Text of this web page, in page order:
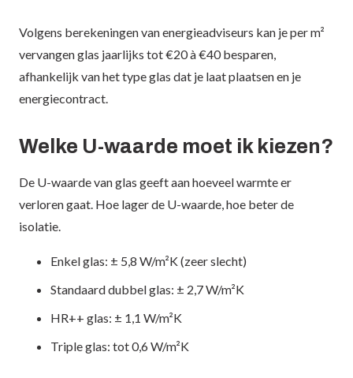
Volgens berekeningen van energieadviseurs kan je per m²
vervangen glas jaarlijks tot €20 à €40 besparen,
afhankelijk van het type glas dat je laat plaatsen en je
energiecontract.
Welke U-waarde moet ik kiezen?
De U-waarde van glas geeft aan hoeveel warmte er
verloren gaat. Hoe lager de U-waarde, hoe beter de
isolatie.
Enkel glas: ± 5,8 W/m²K (zeer slecht)
Standaard dubbel glas: ± 2,7 W/m²K
HR++ glas: ± 1,1 W/m²K
Triple glas: tot 0,6 W/m²K